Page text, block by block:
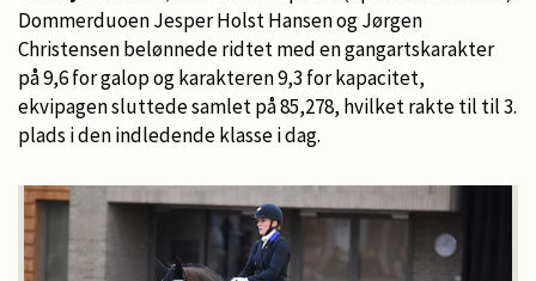
Dommerduoen Jesper Holst Hansen og Jørgen
Christensen belønnede ridtet med en gangartskarakter
på 9,6 for galop og karakteren 9,3 for kapacitet,
ekvipagen sluttede samlet på 85,278, hvilket rakte til til 3.
plads i den indledende klasse i dag.